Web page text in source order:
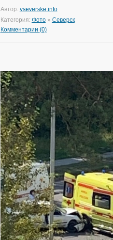
Автор: vseverske.info
Категория: Фото» Северск
Комментарии (0)